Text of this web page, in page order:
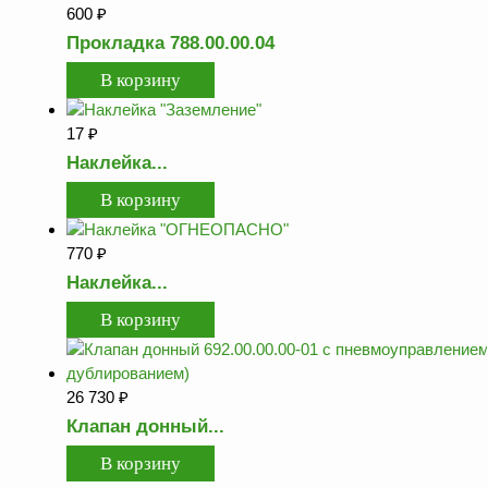
Метрологическое
оборудование
Рукава, шланги и
техпластина МБС
Соединительная
Устройства
заземления
автоцистерн и
комплектующие
Продукция НПП
СЕНСОР
Газоаналитическое
оборудование
Эксплуатационное
оборудование
600 ₽
Прокладка 788.00.00.04
17 ₽
Наклейка...
770 ₽
Наклейка...
26 730 ₽
Клапан донный...